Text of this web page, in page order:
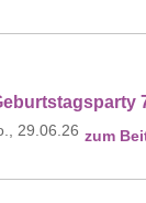
29.06.26 zum